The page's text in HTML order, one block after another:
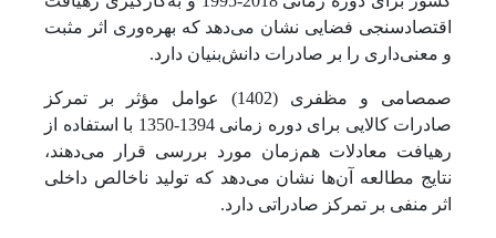
اقتصادسنجی فضایی نشان می‌دهد که بهره‌وری اثر مثبت
و معنی‌داری را بر صادرات دانش‌بنیان دارد.
صمصامی و مظفری (1402) عوامل مؤثر بر تمرکز
صادرات کالایی برای دوره زمانی 1394-1350 با استفاده از
رهیافت معادلات هم‌زمان مورد بررسی قرار می‌دهند،
نتایج مطالعه آن‌ها نشان می‌دهد که تولید ناخالص داخلی
اثر منفی بر تمرکز صادراتی دارد.